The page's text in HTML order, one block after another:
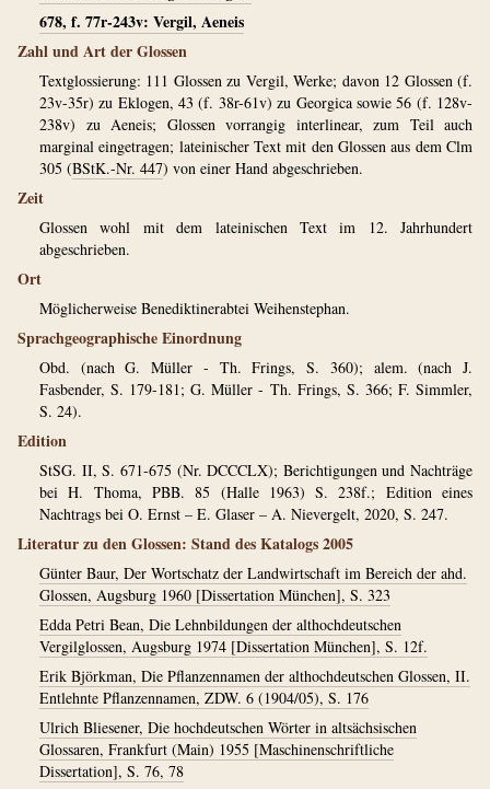
678, f. 77r-243v: Vergil, Aeneis
Zahl und Art der Glossen
Textglossierung: 111 Glossen zu Vergil, Werke; davon 12 Glossen (f.
23v-35r) zu Eklogen, 43 (f. 38r-61v) zu Georgica sowie 56 (f. 128v-
238v) zu Aeneis; Glossen vorrangig interlinear, zum Teil auch
marginal eingetragen; lateinischer Text mit den Glossen aus dem Clm
305 (BStK.-Nr. 447) von einer Hand abgeschrieben.
Zeit
Glossen wohl mit dem lateinischen Text im 12. Jahrhundert
abgeschrieben.
Ort
Möglicherweise Benediktinerabtei Weihenstephan.
Sprachgeographische Einordnung
Obd. (nach G. Müller - Th. Frings, S. 360); alem. (nach J.
Fasbender, S. 179-181; G. Müller - Th. Frings, S. 366; F. Simmler,
S. 24).
Edition
StSG. II, S. 671-675 (Nr. DCCCLX); Berichtigungen und Nachträge
bei H. Thoma, PBB. 85 (Halle 1963) S. 238f.; Edition eines
Nachtrags bei O. Ernst – E. Glaser – A. Nievergelt, 2020, S. 247.
Literatur zu den Glossen: Stand des Katalogs 2005
Günter Baur, Der Wortschatz der Landwirtschaft im Bereich der ahd.
Glossen, Augsburg 1960 [Dissertation München], S. 323
Edda Petri Bean, Die Lehnbildungen der althochdeutschen
Vergilglossen, Augsburg 1974 [Dissertation München], S. 12f.
Erik Björkman, Die Pflanzennamen der althochdeutschen Glossen, II.
Entlehnte Pflanzennamen, ZDW. 6 (1904/05), S. 176
Ulrich Bliesener, Die hochdeutschen Wörter in altsächsischen
Glossaren, Frankfurt (Main) 1955 [Maschinenschriftliche
Dissertation], S. 76, 78